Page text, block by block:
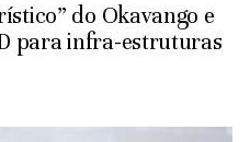
do Okavango e
para infra-estruturas